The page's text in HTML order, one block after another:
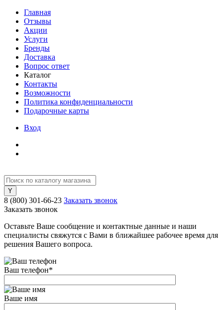
Главная
Отзывы
Акции
Услуги
Бренды
Доставка
Вопрос ответ
Каталог
Контакты
Возможности
Политика конфиденциальности
Подарочные карты
Вход
8 (800) 301-66-23 Заказать звонок
Заказать звонок
Оставьте Ваше сообщение и контактные данные и наши
специалисты свяжутся с Вами в ближайшее рабочее время для
решения Вашего вопроса.
Ваш телефон*
Ваше имя